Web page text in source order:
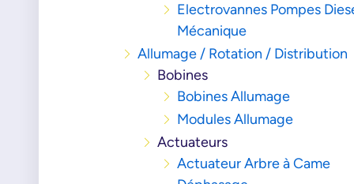
Electrovannes Pompes
Mécanique
Allumage / Rotation / Distribution
Bobines
Bobines Allumage
Modules Allumage
Actuateurs
Actuateur Arbre à Came